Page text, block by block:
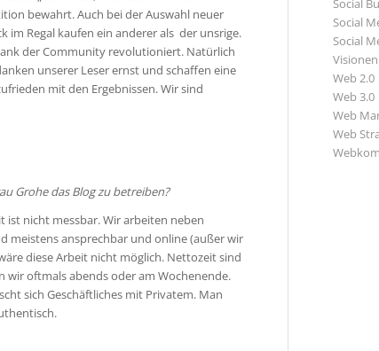
bewahrt. Auch bei der Auswahl neuer
im Regal kaufen ein anderer als der unsrige.
der Community revolutioniert. Natürlich
unserer Leser ernst und schaffen eine
mit den Ergebnissen. Wir sind
Grohe das Blog zu betreiben?
ist nicht messbar. Wir arbeiten neben
meistens ansprechbar und online (außer wir
diese Arbeit nicht möglich. Nettozeit sind
wir oftmals abends oder am Wochenende.
sich Geschäftliches mit Privatem. Man
Social
Social
Social
Visionen
Web 2.0
Web 3.0
Web
Web